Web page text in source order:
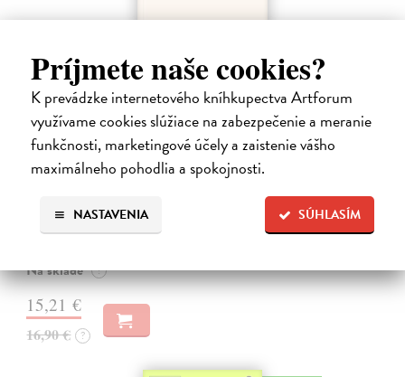
Príjmete naše cookies?
K prevádzke internetového kníhkupectva Artforum
využívame cookies slúžiace na zabezpečenie a meranie
funkčnosti, marketingové účely a zaistenie vášho
maximálneho pohodlia a spokojnosti.
SÚHLASÍM
NASTAVENIA
Kolotočárka
Tam, kde sa radosť zo slobodného pohybu a dobrodružstva prelína s
pocitom vyčlenenia. Tam, kde rastie starý gaštan a okolo neho sa krúti
Na sklade ?
15,21 €
16,90 € ?